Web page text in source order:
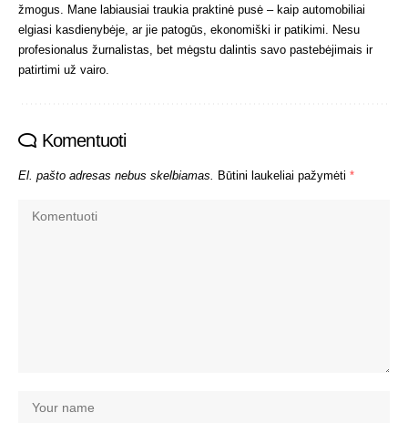
žmogus. Mane labiausiai traukia praktinė pusė – kaip automobiliai
elgiasi kasdienybėje, ar jie patogūs, ekonomiški ir patikimi. Nesu
profesionalus žurnalistas, bet mėgstu dalintis savo pastebėjimais ir
patirtimi už vairo.
Komentuoti
El. pašto adresas nebus skelbiamas. Būtini laukeliai pažymėti *